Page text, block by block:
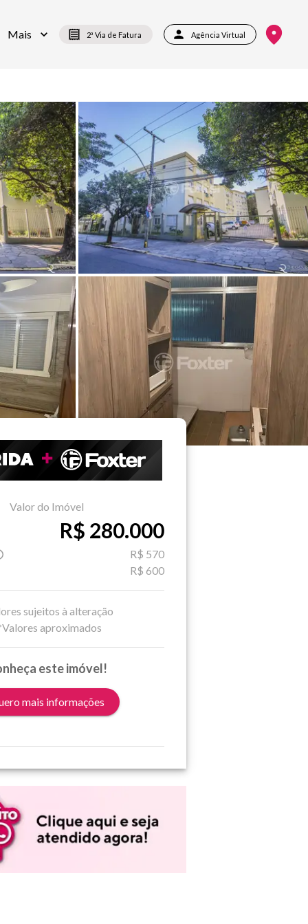
Mais 2ª Via de Fatura Agência Virtual
Valor do Imóvel
R$ 280.000
R$ 570
R$ 600
sujeitos à alteração
aproximados
este imóvel!
mais informações